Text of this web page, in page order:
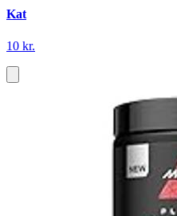
Kat
10 kr.